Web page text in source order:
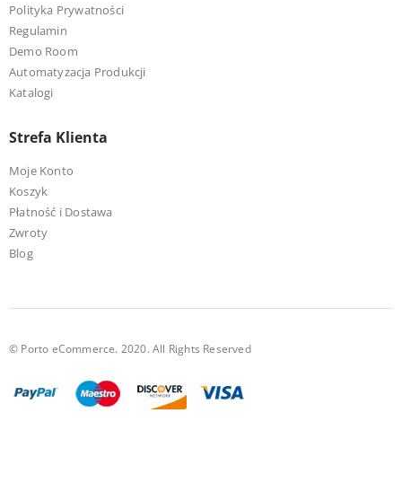
Polityka Prywatności
Regulamin
Demo Room
Automatyzacja Produkcji
Katalogi
Strefa Klienta
Moje Konto
Koszyk
Płatność i Dostawa
Zwroty
Blog
© Porto eCommerce. 2020. All Rights Reserved